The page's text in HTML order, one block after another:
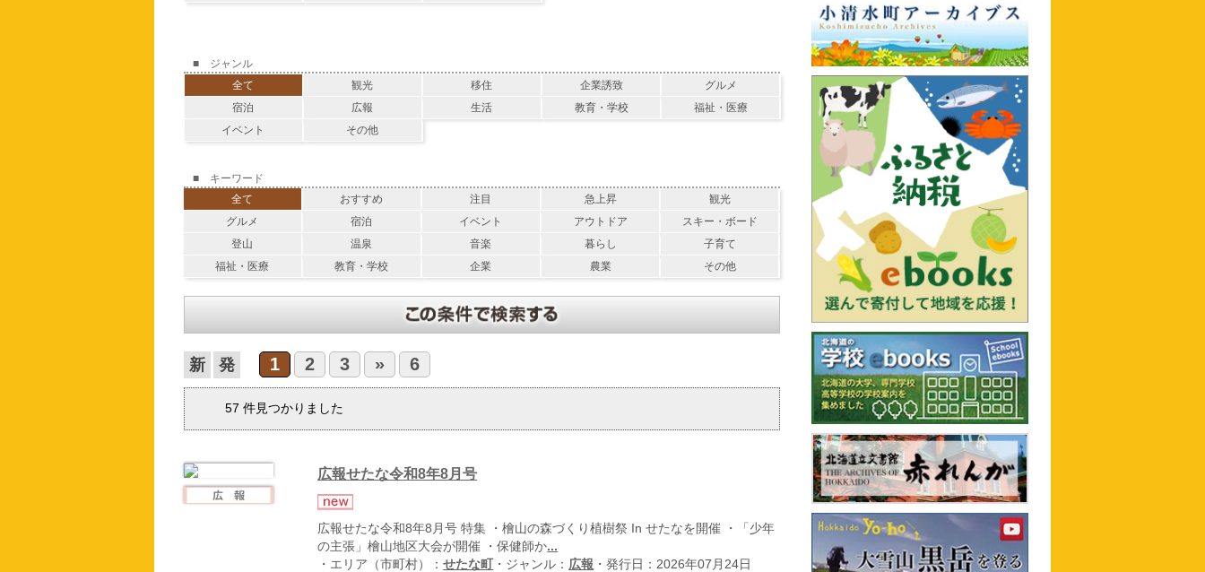
■ ジャンル
全て
観光 移住 企業誘致
グルメ
宿泊
広報 生活 教育・学校
福祉・医療
イベント
その他
■ キーワード
全て
おすすめ 注目 急上昇
観光
グルメ
宿泊 イベント アウトドア
スキー・ボード
登山
温泉 音楽 暮らし
子育て
福祉・医療
教育・学校 企業 農業 その他
1 2 3 » 6
57 件見つかりました
広報せたな令和8年8月号
広報せたな令和8年8月号 特集 ・檜山の森づくり植樹祭 In せたなを開催 ・「少年
の主張」檜山地区大会が開催 ・保健師か...
・エリア（市町村）：せたな町・ジャンル： 広報 ・発行日：2026年07月24日